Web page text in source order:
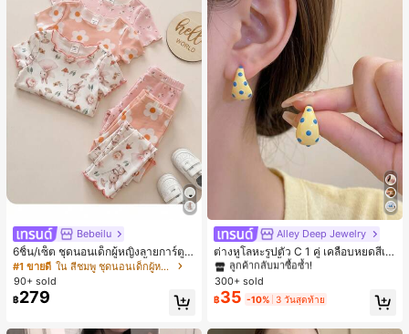
Bebeilu
6ชิ้น/เซ็ต ชุดนอนเด็กผู้หญิงลายการ์ตูน
หมีและดอกไม้ คอกลม แขนสั้น กางเกง
ขาสั้น ขอบระบาย สวมใส่สบาย
#1 ขายดี
ใน สีชมพู ชุดนอนเด็กผู้หญิง
90+ sold
฿279
Alley Deep Jewelry
ต่างหูโลหะรูปตัว C 1 คู่ เคลือบหยดสีเห
ลือง ลายจุดสีน้ำเงิน สไตล์ยุโรปและอเม
ริกัน แฟชั่นส่วนตัว หวานและสง่างาม
สำหรับผู้หญิงและเด็กหญิง สำหรับการเ
ดินทาง งานแต่งงาน ปาร์ตี้ วันเกิด ของ
#1 ขายดี ใน โบโฮ ต่างหูผู้หญิง
ลูกค้ากลับมาซื้อซ้ำ!
เกือบหมดแล้ว!
#1 ขายดี ใน โบโฮ ต่างหูผู้หญิง
ลูกค้ากลับมาซื้อซ้ำ!
เกือบหมดแล้ว!
#1 ขายดี ใน โบโฮ ต่างหูผู้หญิง
ลูกค้ากลับมาซื้อซ้ำ!
เกือบหมดแล้ว!
#1 ขายดี ใน โบโฮ ต่างหูผู้หญิง
เกือบหมดแล้ว!
300+ sold
฿35 -10% 3 วันสุดท้าย